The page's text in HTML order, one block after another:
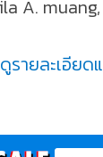
A.
ายละเอียด